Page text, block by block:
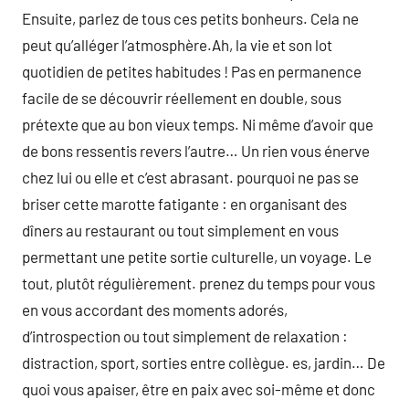
Ensuite, parlez de tous ces petits bonheurs. Cela ne
peut qu’alléger l’atmosphère.Ah, la vie et son lot
quotidien de petites habitudes ! Pas en permanence
facile de se découvrir réellement en double, sous
prétexte que au bon vieux temps. Ni même d’avoir que
de bons ressentis revers l’autre… Un rien vous énerve
chez lui ou elle et c’est abrasant. pourquoi ne pas se
briser cette marotte fatigante : en organisant des
dîners au restaurant ou tout simplement en vous
permettant une petite sortie culturelle, un voyage. Le
tout, plutôt régulièrement. prenez du temps pour vous
en vous accordant des moments adorés,
d’introspection ou tout simplement de relaxation :
distraction, sport, sorties entre collègue. es, jardin… De
quoi vous apaiser, être en paix avec soi-même et donc